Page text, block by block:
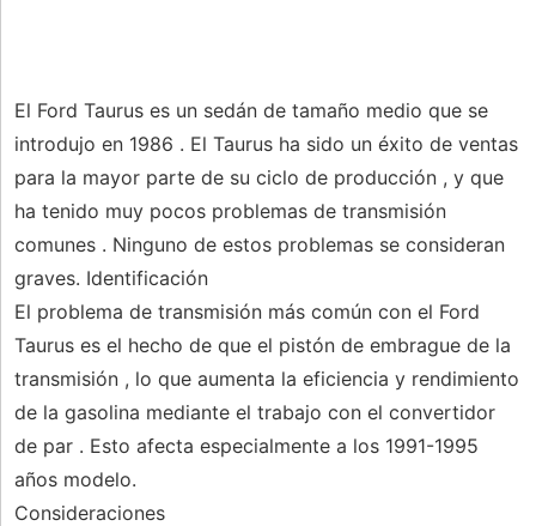
El Ford Taurus es un sedán de tamaño medio que se
introdujo en 1986 . El Taurus ha sido un éxito de ventas
para la mayor parte de su ciclo de producción , y que
ha tenido muy pocos problemas de transmisión
comunes . Ninguno de estos problemas se consideran
graves. Identificación
El problema de transmisión más común con el Ford
Taurus es el hecho de que el pistón de embrague de la
transmisión , lo que aumenta la eficiencia y rendimiento
de la gasolina mediante el trabajo con el convertidor
de par . Esto afecta especialmente a los 1991-1995
años modelo.
Consideraciones